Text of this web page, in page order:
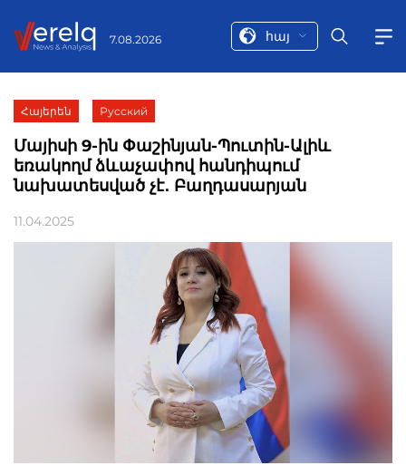
7.08.2026 հայ
Հայերեն Русский
Մայիսի 9-ին Փաշինյան-Պուտին-Ալիև
եռակողմ ձևաչափով հանդիպում
նախատեսված չէ․ Բաղդասարյան
11.04.2025